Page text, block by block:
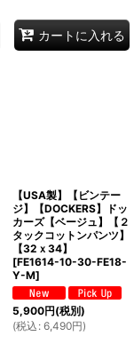
カートに入れる
【USA製】【ビンテー
ジ】【DOCKERS】ドッ
カーズ【ベージュ】【２
タックコットンパンツ】
【32ｘ34】
[FE1614-10-30-FE18-
Y-M]
5,900円(税別)
(税込 : 6,490円)